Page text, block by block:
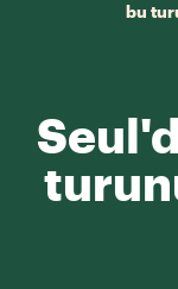
bu